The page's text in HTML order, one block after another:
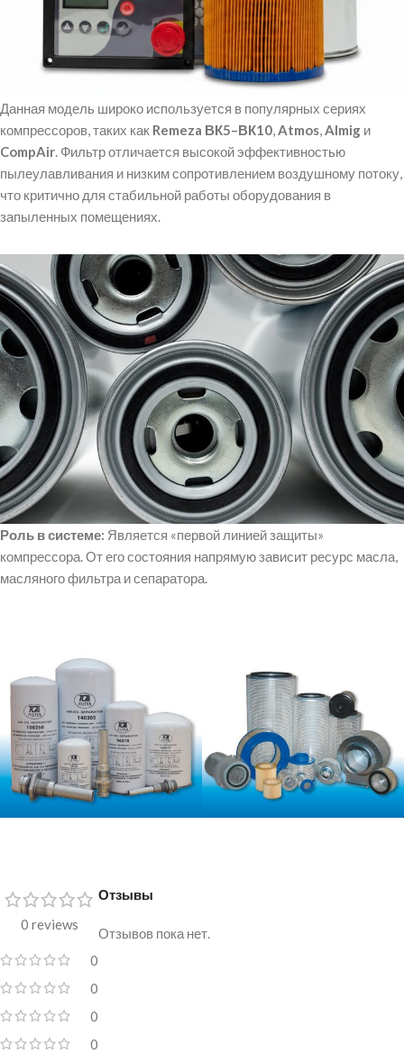
Данная модель широко используется в популярных сериях
компрессоров, таких как Remeza ВК5–ВК10,Atmos,Almig и
CompAir. Фильтр отличается высокой эффективностью
пылеулавливания и низким сопротивлением воздушному потоку,
что критично для стабильной работы оборудования в
запыленных помещениях.
Роль в системе: Является «первой линией защиты»
компрессора. От его состояния напрямую зависит ресурс масла,
масляного фильтра и сепаратора.
0 reviews
0
0
0
0
Отзывы
Отзывов пока нет.